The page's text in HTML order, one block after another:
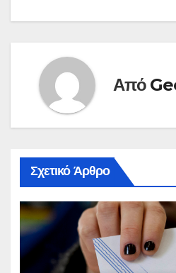
Από
Σχετικό Άρθρο